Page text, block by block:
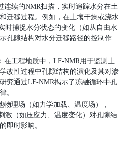
连续的NMR扫描，实时追踪水分在土
迁移过程。例如，在土壤干燥或浇水
时捕捉水分状态的变化（如从自由水
孔隙结构对水分迁移路径的控制作
：在工程地质中，LF-NMR用于监测土
改性过程中孔隙结构的演化及其对渗
究通过LF-NMR揭示了冻融循环中孔
。
物理场（如力学加载、温度场），
激（如压应力、温度变化）对孔隙结
即时影响。